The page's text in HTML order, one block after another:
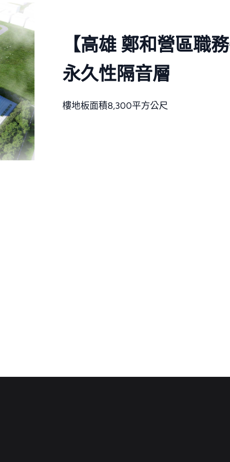
【高雄 鄭和營區職
永久性隔音層
樓地板面積8,300平方公尺